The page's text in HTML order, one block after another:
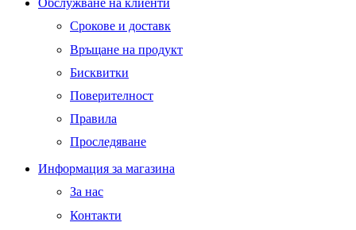
Обслужване на клиенти
Срокове и доставк
Връщане на продукт
Бисквитки
Поверителност
Правила
Проследяване
Информация за магазина
За нас
Контакти